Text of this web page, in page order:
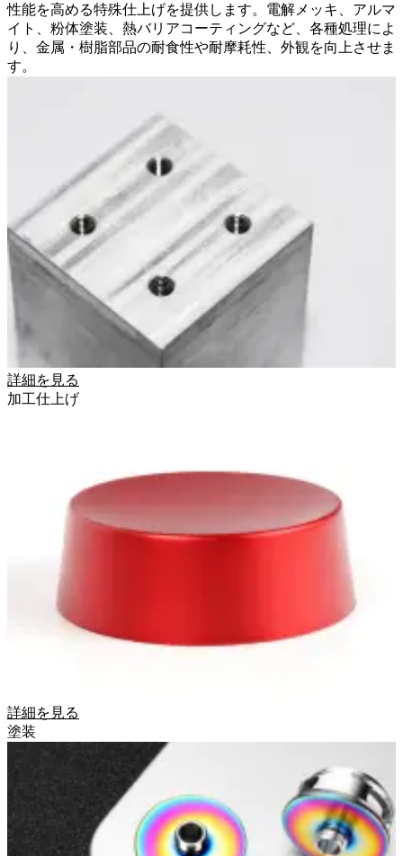
性能を高める特殊仕上げを提供します。電解メッキ、アルマ
イト、粉体塗装、熱バリアコーティングなど、各種処理によ
り、金属・樹脂部品の耐食性や耐摩耗性、外観を向上させま
す。
詳細を見る
加工仕上げ
詳細を見る
塗装